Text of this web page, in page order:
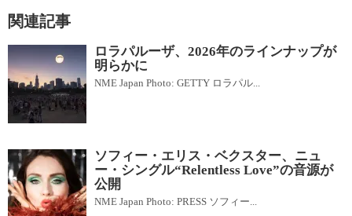
関連記事
ロラパルーザ、2026年のラインナップが
明らかに
NME Japan Photo: GETTY ロラパル...
ソフィー・エリス・ベクスター、ニュ
ー・シングル“Relentless Love”の音源が
公開
NME Japan Photo: PRESS ソフィー...